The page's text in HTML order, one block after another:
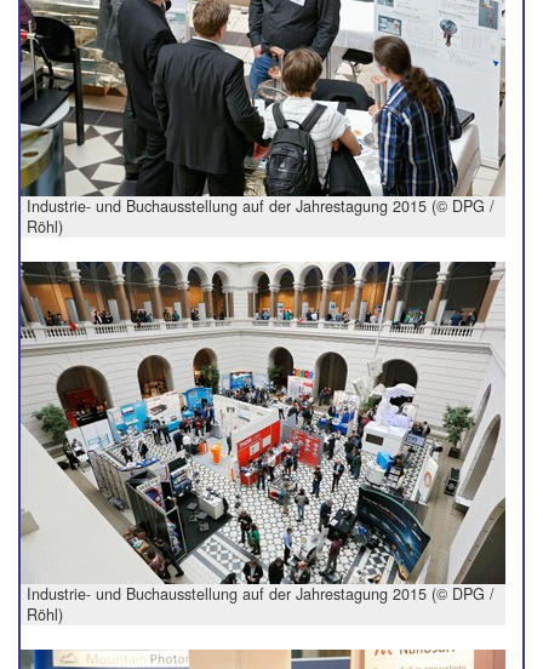
Industrie- und Buchausstellung auf der Jahrestagung 2015 (© DPG /
Röhl)
Industrie- und Buchausstellung auf der Jahrestagung 2015 (© DPG /
Röhl)